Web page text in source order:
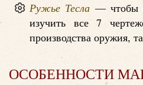
Ружье Тесла — чтобы
изучить все 7
производства оружия,
ОСОБЕННОСТИ